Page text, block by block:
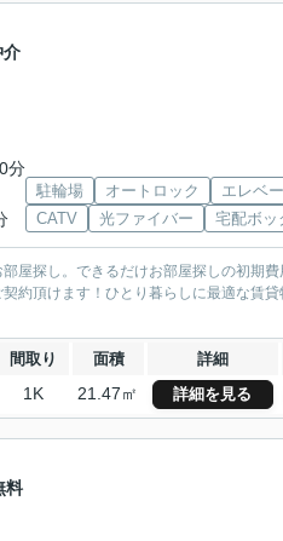
介
分
駐輪場 オートロック
エレベ
CATV
光ファイバー 宅配ボッ
屋探し。できるだけお部屋探しの初期
約頂けます！ひとり暮らしに最適な賃
間取り 面積 詳細
1K 21.47㎡ 詳細を見る
料